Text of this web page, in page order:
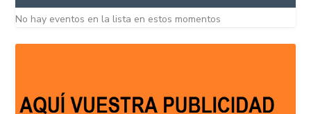
No hay eventos en la lista en estos momentos